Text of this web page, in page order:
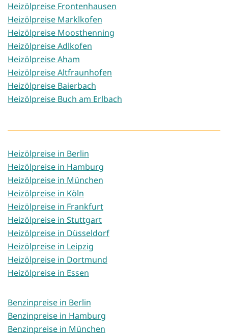
Heizölpreise Frontenhausen
Heizölpreise Marklkofen
Heizölpreise Moosthenning
Heizölpreise Adlkofen
Heizölpreise Aham
Heizölpreise Altfraunhofen
Heizölpreise Baierbach
Heizölpreise Buch am Erlbach
Heizölpreise in Berlin
Heizölpreise in Hamburg
Heizölpreise in München
Heizölpreise in Köln
Heizölpreise in Frankfurt
Heizölpreise in Stuttgart
Heizölpreise in Düsseldorf
Heizölpreise in Leipzig
Heizölpreise in Dortmund
Heizölpreise in Essen
Benzinpreise in Berlin
Benzinpreise in Hamburg
Benzinpreise in München